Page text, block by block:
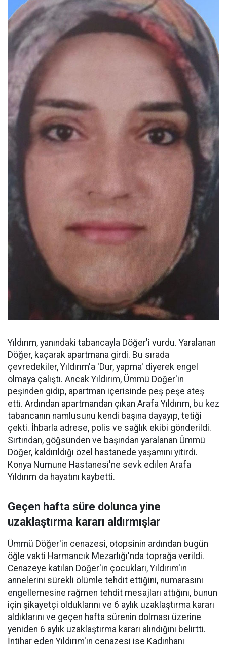
Yıldırım, yanındaki tabancayla Döğer'i vurdu. Yaralanan
Döğer, kaçarak apartmana girdi. Bu sırada
çevredekiler, Yıldırım'a 'Dur, yapma' diyerek engel
olmaya çalıştı. Ancak Yıldırım, Ümmü Döğer'in
peşinden gidip, apartman içerisinde peş peşe ateş
etti. Ardından apartmandan çıkan Arafa Yıldırım, bu kez
tabancanın namlusunu kendi başına dayayıp, tetiği
çekti. İhbarla adrese, polis ve sağlık ekibi gönderildi.
Sırtından, göğsünden ve başından yaralanan Ümmü
Döğer, kaldırıldığı özel hastanede yaşamını yitirdi.
Konya Numune Hastanesi'ne sevk edilen Arafa
Yıldırım da hayatını kaybetti.
Geçen hafta süre dolunca yine
uzaklaştırma kararı aldırmışlar
Ümmü Döğer'in cenazesi, otopsinin ardından bugün
öğle vakti Harmancık Mezarlığı'nda toprağa verildi.
Cenazeye katılan Döğer'in çocukları, Yıldırım'ın
annelerini sürekli ölümle tehdit ettiğini, numarasını
engellemesine rağmen tehdit mesajları attığını, bunun
için şikayetçi olduklarını ve 6 aylık uzaklaştırma kararı
aldıklarını ve geçen hafta sürenin dolması üzerine
yeniden 6 aylık uzaklaştırma kararı alındığını belirtti.
İntihar eden Yıldırım'ın cenazesi ise Kadınhanı